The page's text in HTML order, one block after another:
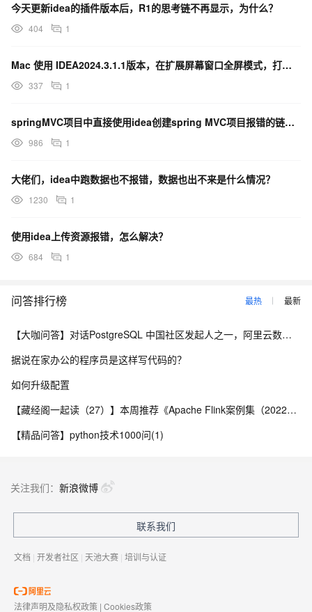
今天更新idea的插件版本后，R1的思考链不再显示，为什么？
404 1
Mac 使用 IDEA2024.3.1.1版本，在扩展屏幕窗口全屏模式，打开通义灵码插件会出现花屏，
337 1
springMVC项目中直接使用idea创建spring MVC项目报错的链接是什么？
986 1
大佬们，idea中跑数据也不报错，数据也出不来是什么情况？
1230 1
使用idea上传资源报错，怎么解决？
684 1
问答排行榜 最热 最新
【大咖问答】对话PostgreSQL 中国社区发起人之一，阿里云数据库高级专家 德哥
据说在家办公的程序员是这样写代码的？
如何升级配置
【藏经阁一起读（27）】本周推荐《Apache Flink案例集（2022版）》，你有哪些心得？
【精品问答】python技术1000问(1)
关注我们： 新浪微博
联系我们
文档 | 开发者社区 | 天池大赛 | 培训与认证
法律声明及隐私权政策 | Cookies政策